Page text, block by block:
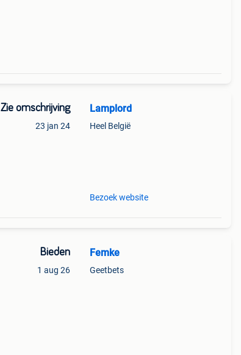
Zie omschrijving
23 jan 24
Lamplord
Heel België
Bezoek website
Bieden
1 aug 26
Femke
Geetbets